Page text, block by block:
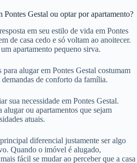
Gestal ou optar por apartamento?
em seu estilo de vida em Pontes
de casa cedo e só voltam ao anoitecer.
apartamento pequeno sirva.
para alugar em Pontes Gestal costumam
de conforto da família.
sua necessidade em Pontes Gestal.
alugar ou apartamentos que sejam
atuais.
diferencial justamente ser algo
Quando o imóvel é alugado,
fácil se mudar ao perceber que a casa